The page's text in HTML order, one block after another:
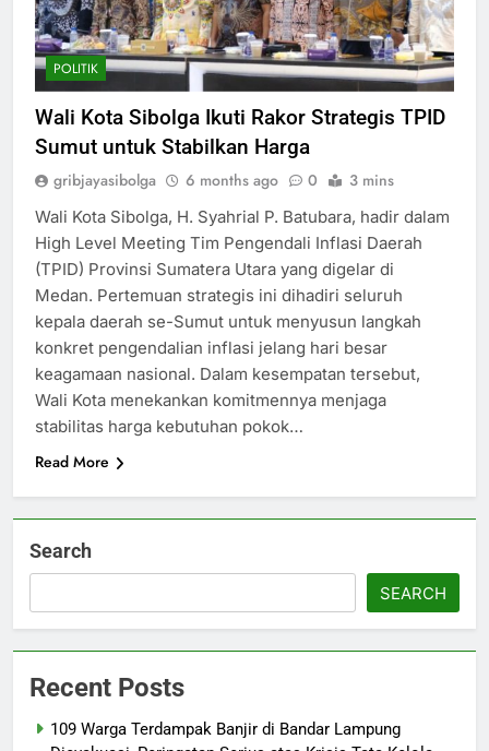
POLITIK
Wali Kota Sibolga Ikuti Rakor Strategis TPID
Sumut untuk Stabilkan Harga
gribjayasibolga 6 months ago 0 3 mins
Wali Kota Sibolga, H. Syahrial P. Batubara, hadir dalam
High Level Meeting Tim Pengendali Inflasi Daerah
(TPID) Provinsi Sumatera Utara yang digelar di
Medan. Pertemuan strategis ini dihadiri seluruh
kepala daerah se-Sumut untuk menyusun langkah
konkret pengendalian inflasi jelang hari besar
keagamaan nasional. Dalam kesempatan tersebut,
Wali Kota menekankan komitmennya menjaga
stabilitas harga kebutuhan pokok…
Read More
Search
SEARCH
Recent Posts
109 Warga Terdampak Banjir di Bandar Lampung